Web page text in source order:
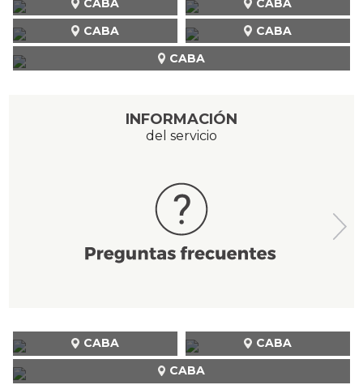
CABA
CABA
CABA
INFORMACIÓN
del servicio
CABA
CABA CABA